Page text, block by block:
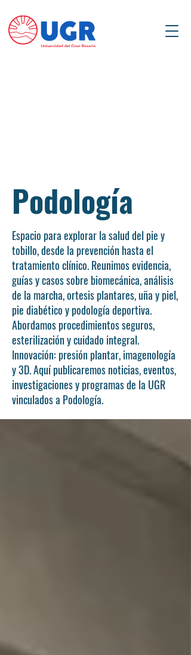
Podología
Espacio para explorar la salud del pie y
tobillo, desde la prevención hasta el
tratamiento clínico. Reunimos evidencia,
guías y casos sobre biomecánica, análisis
de la marcha, ortesis plantares, uña y piel,
pie diabético y podología deportiva.
Abordamos procedimientos seguros,
esterilización y cuidado integral.
Innovación: presión plantar, imagenología
y 3D. Aquí publicaremos noticias, eventos,
investigaciones y programas de la UGR
vinculados a Podología.